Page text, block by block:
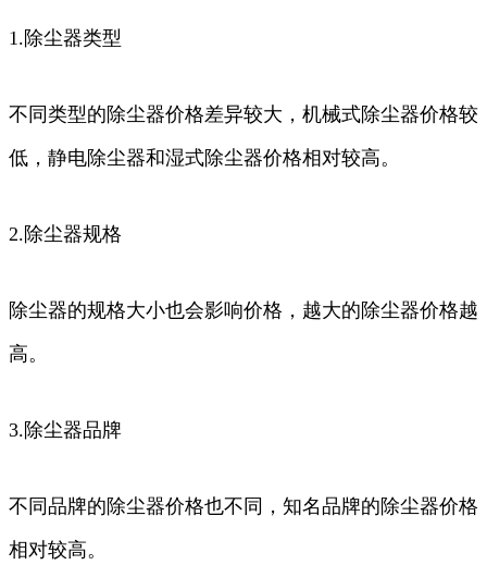
1.除尘器类型
不同类型的除尘器价格差异较大，机械式除尘器价格较
低，静电除尘器和湿式除尘器价格相对较高。
2.除尘器规格
除尘器的规格大小也会影响价格，越大的除尘器价格越
高。
3.除尘器品牌
不同品牌的除尘器价格也不同，知名品牌的除尘器价格
相对较高。